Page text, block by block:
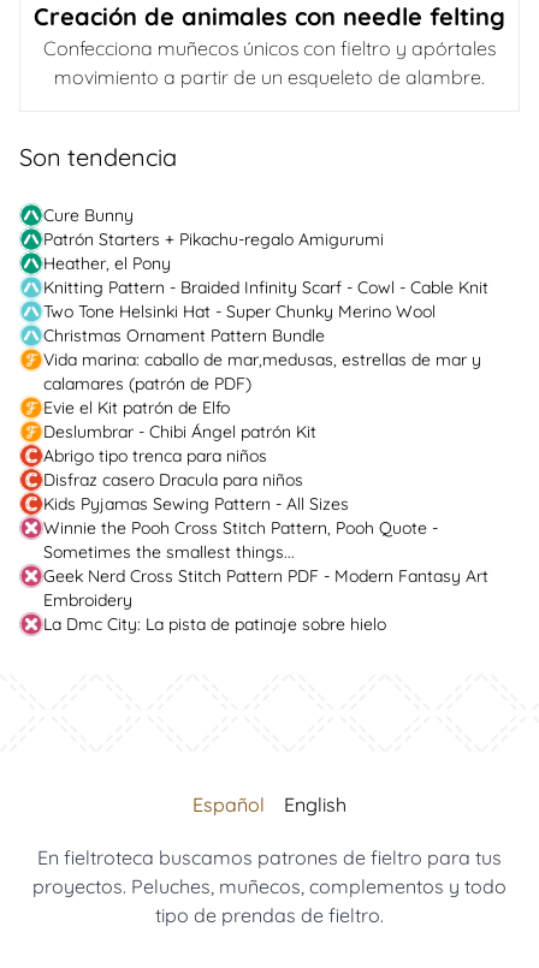
Creación de animales con needle felting
Confecciona muñecos únicos con fieltro y apórtales
movimiento a partir de un esqueleto de alambre.
Son tendencia
Cure Bunny
Patrón Starters + Pikachu-regalo Amigurumi
Heather, el Pony
Knitting Pattern - Braided Infinity Scarf - Cowl - Cable Knit
Two Tone Helsinki Hat - Super Chunky Merino Wool
Christmas Ornament Pattern Bundle
Vida marina: caballo de mar,medusas, estrellas de mar y
calamares (patrón de PDF)
Evie el Kit patrón de Elfo
Deslumbrar - Chibi Ángel patrón Kit
Abrigo tipo trenca para niños
Disfraz casero Dracula para niños
Kids Pyjamas Sewing Pattern - All Sizes
Winnie the Pooh Cross Stitch Pattern, Pooh Quote -
Sometimes the smallest things...
Geek Nerd Cross Stitch Pattern PDF - Modern Fantasy Art
Embroidery
La Dmc City: La pista de patinaje sobre hielo
Español English
En fieltroteca buscamos patrones de fieltro para tus
proyectos. Peluches, muñecos, complementos y todo
tipo de prendas de fieltro.